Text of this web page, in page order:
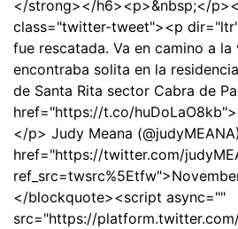
</strong></h6><p>&nbsp;</
class="twitter-tweet"><p
fue rescatada. Va en camino a la
encontraba solita en la
de Santa Rita sector Cabra de
href="https://t.co/
</p> Judy Meana
href="https://twitter.com/
</blockquote><script async=""
src="https://